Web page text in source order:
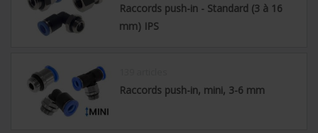
Raccords push-in - Standard (3 à 16
mm) IPS
Raccords push-in, mini, 3-6 mm